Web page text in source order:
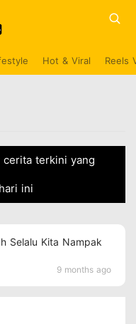
Hot & Viral Reels
cerita terkini yang
ini
9 months ago
Selalu Kita Nampak